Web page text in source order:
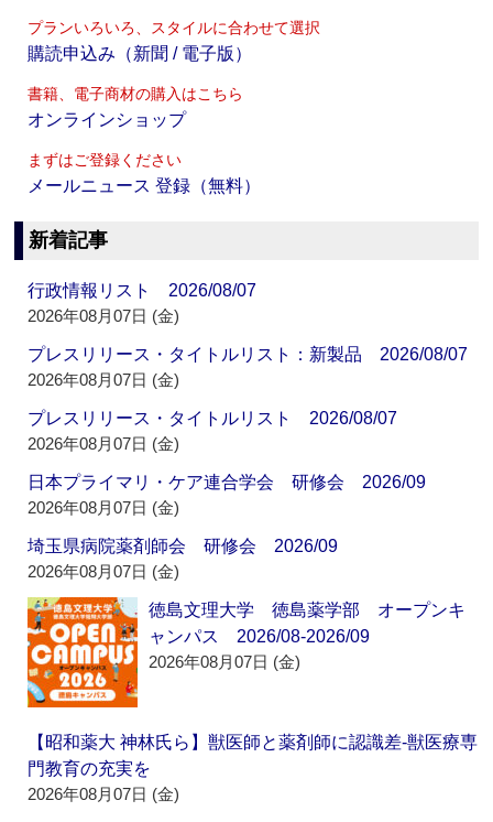
プランいろいろ、スタイルに合わせて選択
購読申込み（新聞 / 電子版）
書籍、電子商材の購入はこちら
オンラインショップ
まずはご登録ください
メールニュース 登録（無料）
新着記事
行政情報リスト 2026/08/07
2026年08月07日 (金)
プレスリリース・タイトルリスト：新製品 2026/08/07
2026年08月07日 (金)
プレスリリース・タイトルリスト 2026/08/07
2026年08月07日 (金)
日本プライマリ・ケア連合学会 研修会 2026/09
2026年08月07日 (金)
埼玉県病院薬剤師会 研修会 2026/09
2026年08月07日 (金)
徳島文理大学 徳島薬学部 オープンキ
ャンパス 2026/08-2026/09
2026年08月07日 (金)
【昭和薬大 神林氏ら】獣医師と薬剤師に認識差‐獣医療専
門教育の充実を
2026年08月07日 (金)